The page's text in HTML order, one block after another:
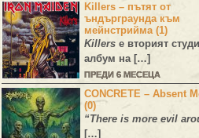
Killers – пътят от
ъндърграунда към
мейнстрийма (1)
Killers е вторият
албум на […]
ПРЕДИ 6 МЕСЕЦА
CONCRETE – Absent
(0)
“There is more evil
[…]